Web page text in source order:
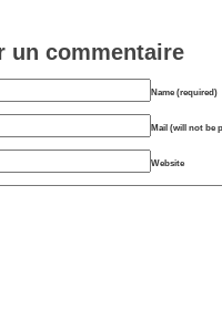
un commentaire
Name (required)
Mail (will not be
Website